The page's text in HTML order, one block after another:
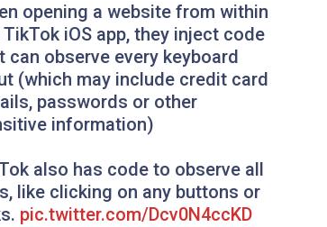
opening a website from within
iOS app, they inject code
can observe every keyboard
(which may include credit card
passwords or other
information)
also has code to observe all
like clicking on any buttons or
pic.twitter.com/Dcv0N4ccKD